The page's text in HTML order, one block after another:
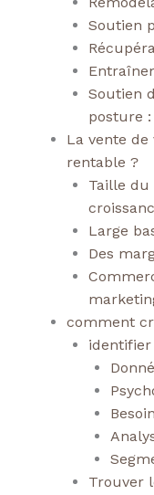
Soutien
Soutien
posture :
La vente
rentable ?
Taille du
Large
Des
comment
Trouver